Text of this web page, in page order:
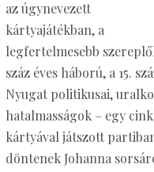
az úgynevezett
kártyajátékban, a
legfertelmesebb
száz éves háború, a 15.
Nyugat politikusai,
hatalmasságok – egy
kártyával játszott
döntenek Johanna